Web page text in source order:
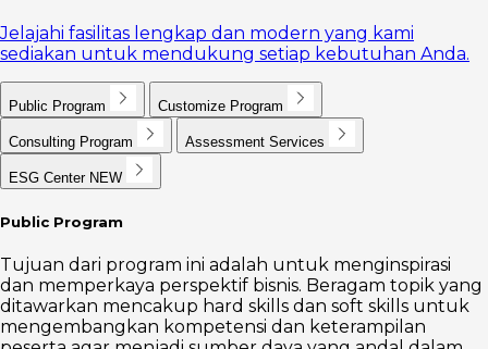
Jelajahi fasilitas lengkap dan modern yang kami
sediakan untuk mendukung setiap kebutuhan Anda.
Public Program Customize Program
Consulting Program Assessment Services
ESG Center NEW
Public Program
Tujuan dari program ini adalah untuk menginspirasi
dan memperkaya perspektif bisnis. Beragam topik yang
ditawarkan mencakup hard skills dan soft skills untuk
mengembangkan kompetensi dan keterampilan